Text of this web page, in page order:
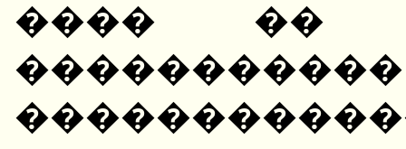
���� ��